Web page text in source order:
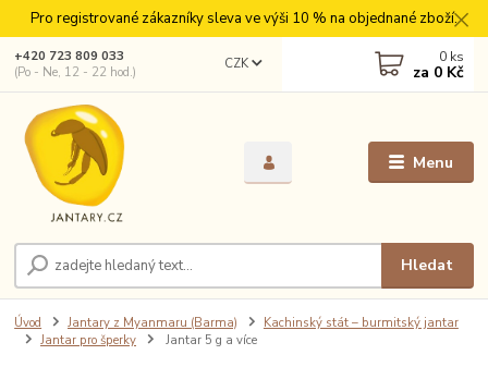
Pro registrované zákazníky sleva ve výši 10 % na objednané zboží.
Menu
CZK
Hledat
+420 723 809 033
(Po - Ne, 12 - 22 hod.)
0 ks
za 0 Kč
Úvod Jantary z Myanmaru (Barma)
Kachinský stát – burmitský jantar
Jantar pro šperky
Jantar 5 g a více